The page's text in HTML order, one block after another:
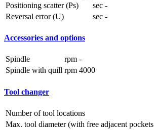
Positioning scatter (Ps)
sec -
Reversal error (U)
sec -
Accessories and options
Spindle rpm -
Spindle with quill rpm 4000
Tool changer
Number of tool locations
Max. tool diameter (with free adjacent pockets